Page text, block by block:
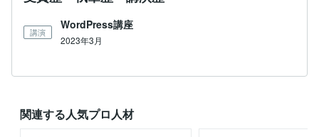
講演
WordPress講座
2023年3月
関連する人気プロ人材